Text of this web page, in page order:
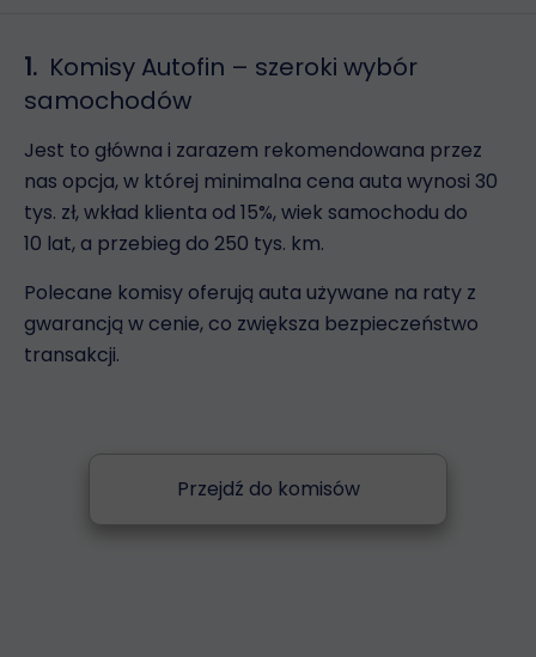
1. Komisy Autofin – szeroki wybór
samochodów
Jest to główna i zarazem rekomendowana przez
nas opcja, w której minimalna cena auta wynosi 30
tys. zł, wkład klienta od 15%, wiek samochodu do
10 lat, a przebieg do 250 tys. km.
Polecane komisy oferują auta używane na raty z
gwarancją w cenie, co zwiększa bezpieczeństwo
transakcji.
Przejdź do komisów